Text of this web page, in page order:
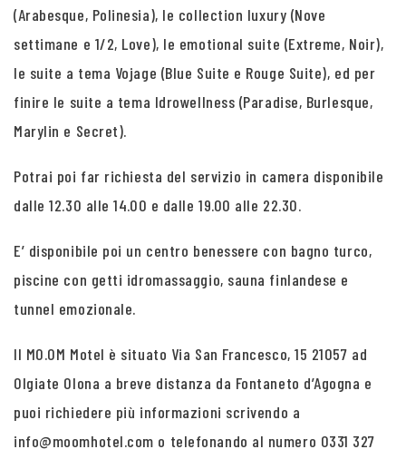
(Arabesque, Polinesia), le collection luxury (Nove
settimane e 1/2, Love), le emotional suite (Extreme, Noir),
le suite a tema Vojage (Blue Suite e Rouge Suite), ed per
finire le suite a tema Idrowellness (Paradise, Burlesque,
Marylin e Secret).
Potrai poi far richiesta del servizio in camera disponibile
dalle 12.30 alle 14.00 e dalle 19.00 alle 22.30.
E’ disponibile poi un centro benessere con bagno turco,
piscine con getti idromassaggio, sauna finlandese e
tunnel emozionale.
Il MO.OM Motel è situato Via San Francesco, 15 21057 ad
Olgiate Olona a breve distanza da Fontaneto d’Agogna e
puoi richiedere più informazioni scrivendo a
info@moomhotel.com o telefonando al numero 0331 327